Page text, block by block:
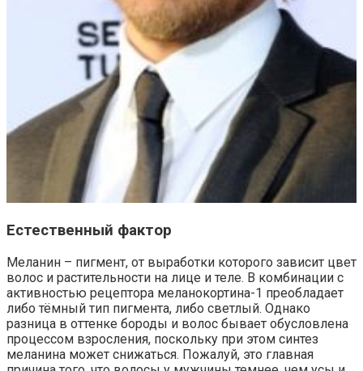
Естественный фактор
Меланин – пигмент, от выработки которого зависит цвет
волос и растительности на лице и теле. В комбинации с
активностью рецептора меланокортина-1 преобладает
либо тёмный тип пигмента, либо светлый. Однако
разница в оттенке бороды и волос бывает обусловлена
процессом взросления, поскольку при этом синтез
меланина может снижаться. Пожалуй, это главная